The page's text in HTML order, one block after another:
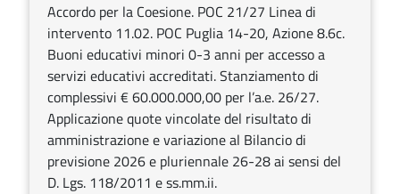
Accordo per la Coesione. POC 21/27 Linea di
intervento 11.02. POC Puglia 14-20, Azione 8.6c.
Buoni educativi minori 0-3 anni per accesso a
servizi educativi accreditati. Stanziamento di
complessivi € 60.000.000,00 per l’a.e. 26/27.
Applicazione quote vincolate del risultato di
amministrazione e variazione al Bilancio di
previsione 2026 e pluriennale 26-28 ai sensi del
D. Lgs. 118/2011 e ss.mm.ii.